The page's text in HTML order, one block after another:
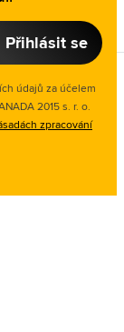
Přihlásit se
údajů za účelem
2015 s. r. o.
zpracování